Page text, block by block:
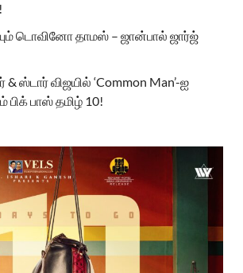
டொவினோ தாமஸ் – ஜான்பால் ஜார்ஜ்
ஸ்டார் விஜயில் ‘Common Man’-ஐ
பிக் பாஸ் தமிழ் 10!